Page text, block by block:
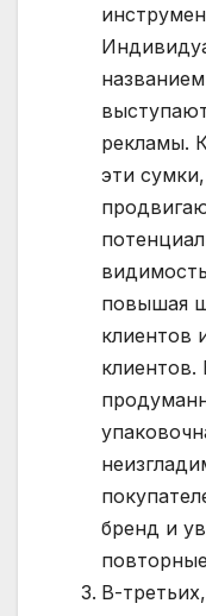
рекламы.
эти
повышая
клиентов
клиентов.
бренд и
В-